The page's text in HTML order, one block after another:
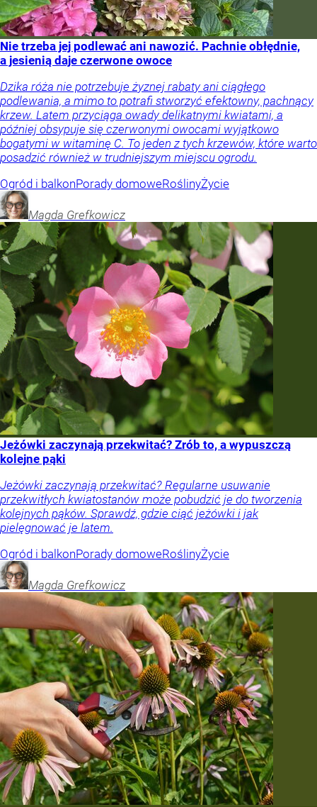
Nie trzeba jej podlewać ani nawozić. Pachnie obłędnie,
a jesienią daje czerwone owoce
Dzika róża nie potrzebuje żyznej rabaty ani ciągłego
podlewania, a mimo to potrafi stworzyć efektowny, pachnący
krzew. Latem przyciąga owady delikatnymi kwiatami, a
później obsypuje się czerwonymi owocami wyjątkowo
bogatymi w witaminę C. To jeden z tych krzewów, które warto
posadzić również w trudniejszym miejscu ogrodu.
Ogród i balkonPorady domoweRoślinyŻycie
Magda Grefkowicz
Jeżówki zaczynają przekwitać? Zrób to, a wypuszczą
kolejne pąki
Jeżówki zaczynają przekwitać? Regularne usuwanie
przekwitłych kwiatostanów może pobudzić je do tworzenia
kolejnych pąków. Sprawdź, gdzie ciąć jeżówki i jak
pielęgnować je latem.
Ogród i balkonPorady domoweRoślinyŻycie
Magda Grefkowicz